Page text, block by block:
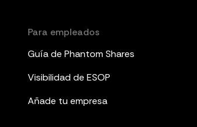
Para empleados
Guía de Phantom Shares
Visibilidad de ESOP
Añade tu empresa